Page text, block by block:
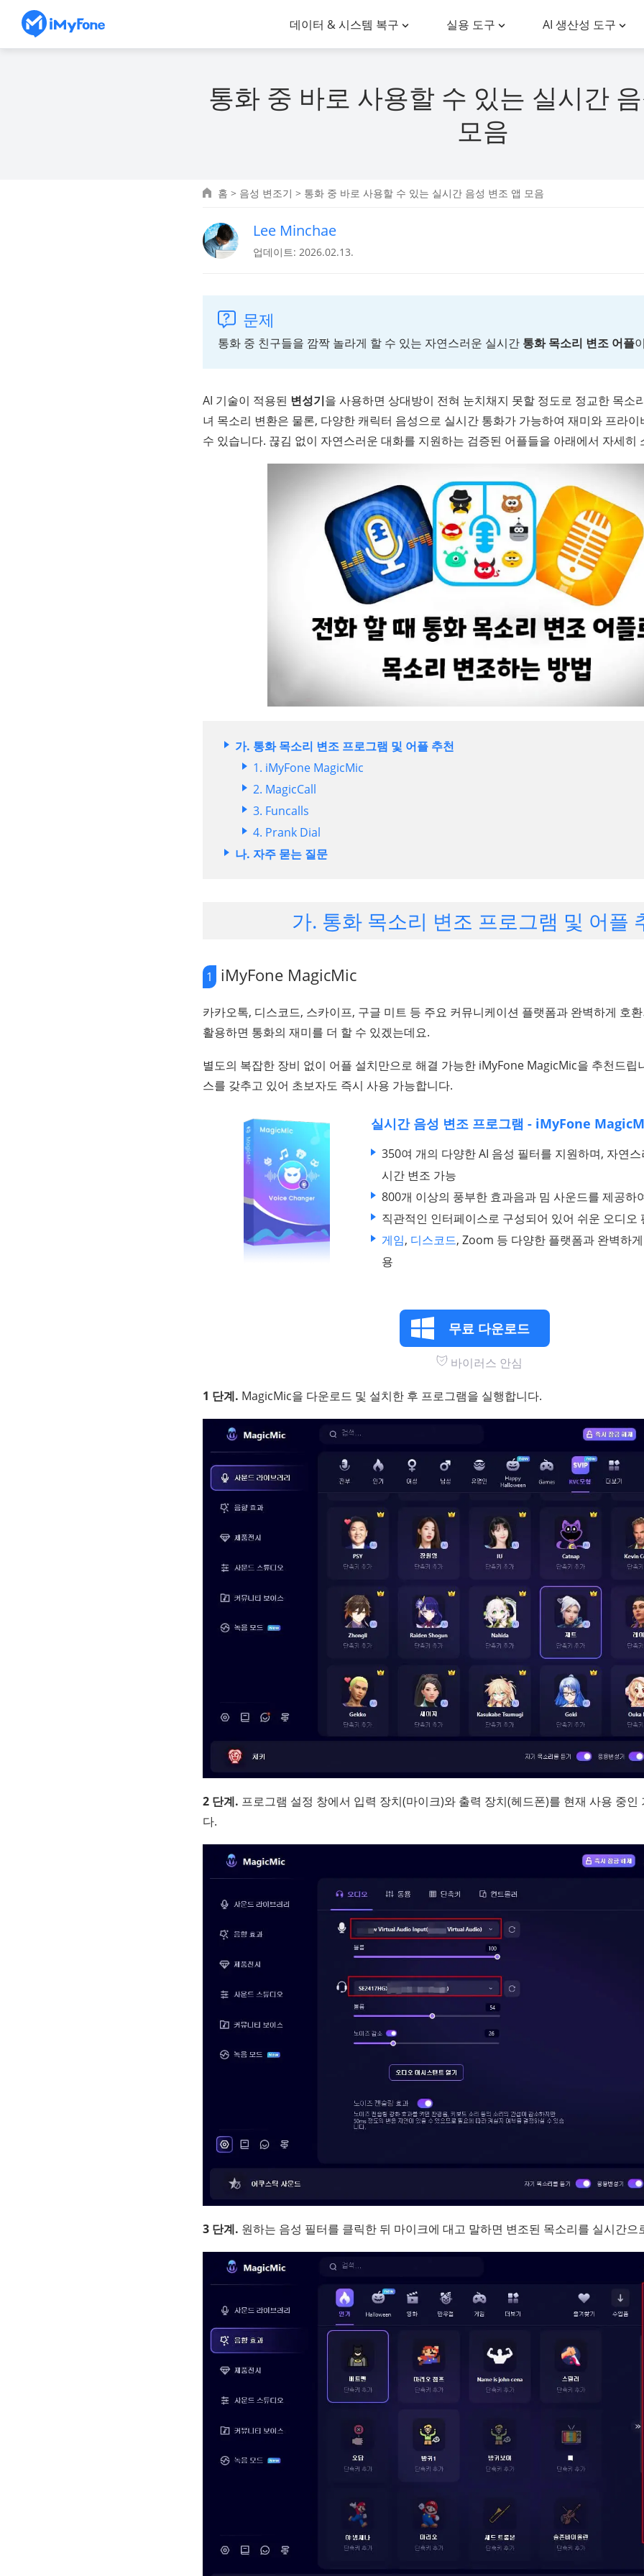
데이터 & 시스템 복구 실용 도구 AI 생산성 도구
통화 중 바로 사용할 수 있는 실시간
모음
홈 > 음성 변조기 > 통화 중 바로 사용할 수 있는 실시간 음성 변조 앱 모음
Lee Minchae
업데이트: 2026.02.13.
문제
통화 중 친구들을 깜짝 놀라게 할 수 있는 자연스러운 실시간 통화 목소리 변조 어플
AI 기술이 적용된 변성기을 사용하면 상대방이 전혀 눈치채지 못할 정도로 정교한 목소
녀 목소리 변환은 물론, 다양한 캐릭터 음성으로 실시간 통화가 가능하여 재미와 프라
수 있습니다. 끊김 없이 자연스러운 대화를 지원하는 검증된 어플들을 아래에서 자세히
가. 통화 목소리 변조 프로그램 및 어플 추천
1. iMyFone MagicMic
2. MagicCall
3. Funcalls
4. Prank Dial
나. 자주 묻는 질문
가. 통화 목소리 변조 프로그램 및 어플
1 iMyFone MagicMic
카카오톡, 디스코드, 스카이프, 구글 미트 등 주요 커뮤니케이션 플랫폼과 완벽하게 호
활용하면 통화의 재미를 더 할 수 있겠는데요.
별도의 복잡한 장비 없이 어플 설치만으로 해결 가능한 iMyFone MagicMic을 추천드립
스를 갖추고 있어 초보자도 즉시 사용 가능합니다.
실시간 음성 변조 프로그램 - iMyFone
350여 개의 다양한 AI 음성 필터를 지원하며, 자연
시간 변조 가능
800개 이상의 풍부한 효과음과 밈 사운드를 제공하
직관적인 인터페이스로 구성되어 있어 쉬운 오디오
게임, 디스코드, Zoom 등 다양한 플랫폼과 완벽하
용
무료 다운로드
바이러스 안심
1 단계. MagicMic을 다운로드 및 설치한 후 프로그램을 실행합니다.
2 단계. 프로그램 설정 창에서 입력 장치(마이크)와 출력 장치(헤드폰)를 현재 사용 중인
다.
3 단계. 원하는 음성 필터를 클릭한 뒤 마이크에 대고 말하면 변조된 목소리를 실시간으